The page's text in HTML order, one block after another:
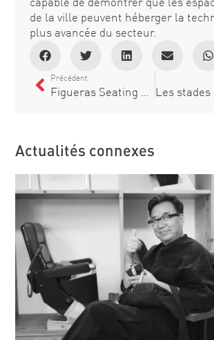
de la ville peuvent héberger la
plus avancée du secteur.
Précédent
Figueras Seating présent à la Nuit de l’Architecture du CTAV
Actualités connexes